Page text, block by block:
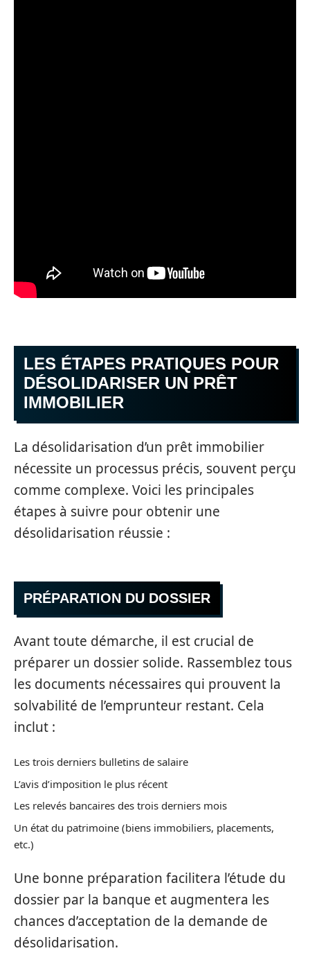
LES ÉTAPES PRATIQUES POUR
DÉSOLIDARISER UN PRÊT
IMMOBILIER
La désolidarisation d’un prêt immobilier
nécessite un processus précis, souvent perçu
comme complexe. Voici les principales
étapes à suivre pour obtenir une
désolidarisation réussie :
PRÉPARATION DU DOSSIER
Avant toute démarche, il est crucial de
préparer un dossier solide. Rassemblez tous
les documents nécessaires qui prouvent la
solvabilité de l’emprunteur restant. Cela
inclut :
Les trois derniers bulletins de salaire
L’avis d’imposition le plus récent
Les relevés bancaires des trois derniers mois
Un état du patrimoine (biens immobiliers, placements,
etc.)
Une bonne préparation facilitera l’étude du
dossier par la banque et augmentera les
chances d’acceptation de la demande de
désolidarisation.